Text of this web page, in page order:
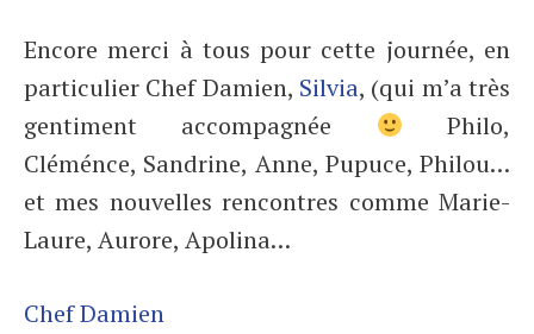
Encore merci à tous pour cette journée, en
particulier Chef Damien, Silvia, (qui m’a très
gentiment accompagnée
Philo,
Cléménce, Sandrine, Anne, Pupuce, Philou…
et mes nouvelles rencontres comme Marie-
Laure, Aurore, Apolina…
Chef Damien